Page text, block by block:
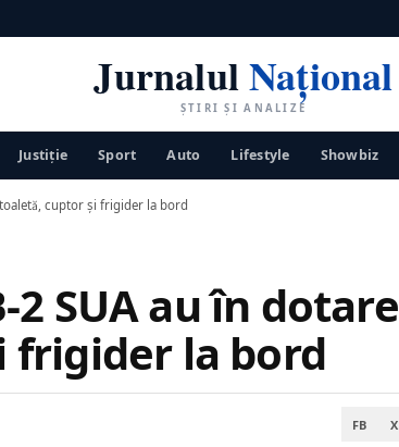
JurnalulNațional
ȘTIRI ȘI ANALIZE
Justiţie Sport Auto Lifestyle Showbiz
cuptor și frigider la bord
SUA au în dotare
frigider la bord
FB X